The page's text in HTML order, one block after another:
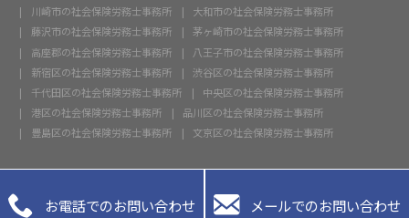
川崎市の社会保険労務士事務所
大和市の社会保険労務士事務所
藤沢市の社会保険労務士事務所
茅ヶ崎市の社会保険労務士事務所
高座郡の社会保険労務士事務所
八王子市の社会保険労務士事務所
新宿区の社会保険労務士事務所
渋谷区の社会保険労務士事務所
千代田区の社会保険労務士事務所
中央区の社会保険労務士事務所
港区の社会保険労務士事務所
品川区の社会保険労務士事務所
豊島区の社会保険労務士事務所
文京区の社会保険労務士事務所
 お電話でのお問い合わせ  メールでのお問い合わせ